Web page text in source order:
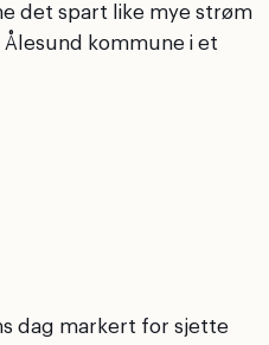
det spart like mye strøm
kommune i et
dag markert for sjette